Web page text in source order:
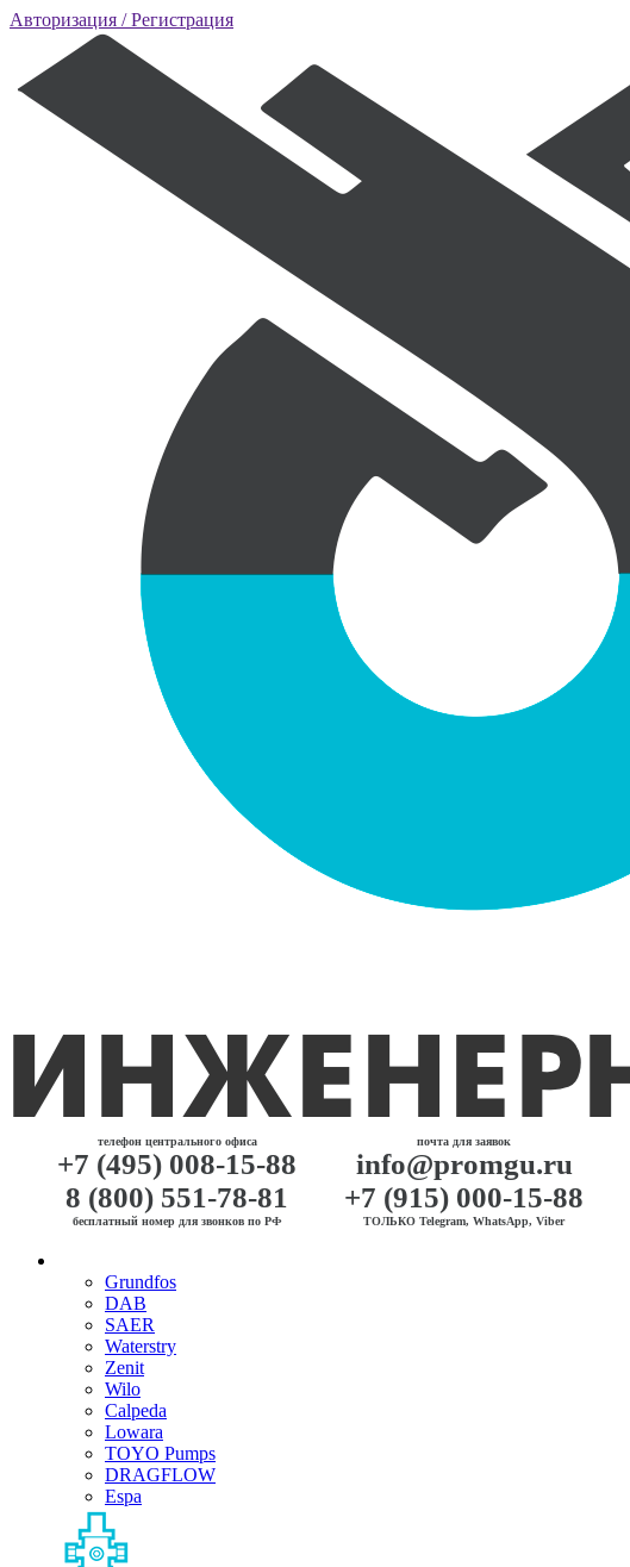
Авторизация / Регистрация
телефон центрального офиса
+7 (495) 008-15-88
8 (800) 551-78-81
бесплатный номер для звонков по РФ
почта для заявок
info@promgu.ru
+7 (915) 000-15-88
ТОЛЬКО Telegram, WhatsApp, Viber
Grundfos
DAB
SAER
Waterstry
Zenit
Wilo
Calpeda
Lowara
TOYO Pumps
DRAGFLOW
Espa